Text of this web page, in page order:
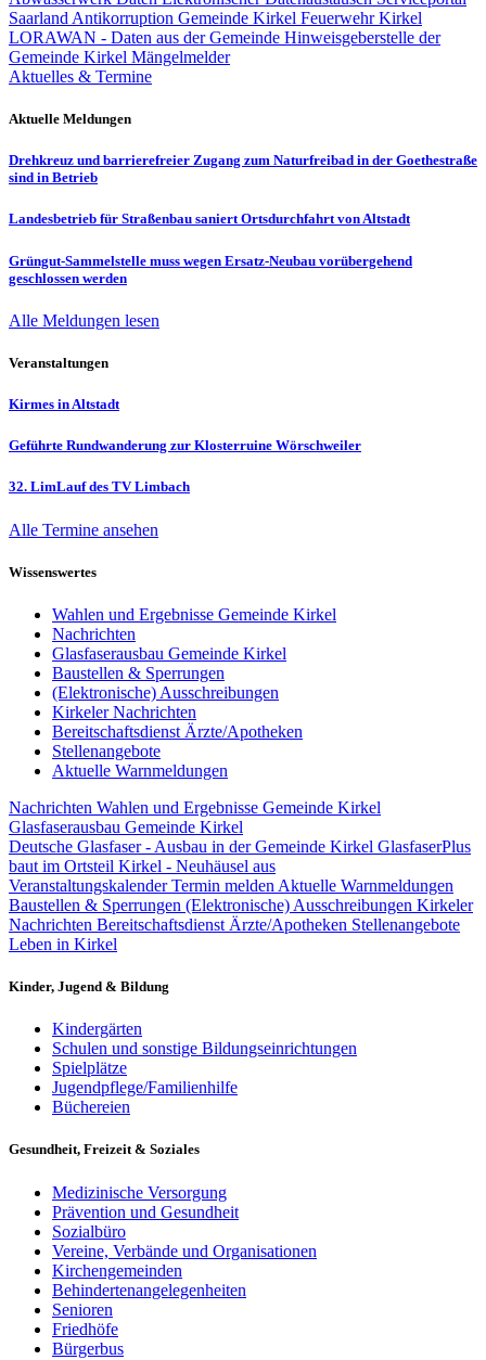
Saarland Antikorruption Gemeinde Kirkel Feuerwehr Kirkel
LORAWAN - Daten aus der Gemeinde Hinweisgeberstelle der
Gemeinde Kirkel Mängelmelder
Aktuelles & Termine
Aktuelle Meldungen
Drehkreuz und barrierefreier Zugang zum Naturfreibad in der Goethestraße
sind in Betrieb
Landesbetrieb für Straßenbau saniert Ortsdurchfahrt von Altstadt
Grüngut-Sammelstelle muss wegen Ersatz-Neubau vorübergehend
geschlossen werden
Alle Meldungen lesen
Veranstaltungen
Kirmes in Altstadt
Geführte Rundwanderung zur Klosterruine Wörschweiler
32. LimLauf des TV Limbach
Alle Termine ansehen
Wissenswertes
Wahlen und Ergebnisse Gemeinde Kirkel
Nachrichten
Glasfaserausbau Gemeinde Kirkel
Baustellen & Sperrungen
(Elektronische) Ausschreibungen
Kirkeler Nachrichten
Bereitschaftsdienst Ärzte/Apotheken
Stellenangebote
Aktuelle Warnmeldungen
Nachrichten Wahlen und Ergebnisse Gemeinde Kirkel
Glasfaserausbau Gemeinde Kirkel
Deutsche Glasfaser - Ausbau in der Gemeinde Kirkel GlasfaserPlus
baut im Ortsteil Kirkel - Neuhäusel aus
VeranstaltungskalenderTermin melden Aktuelle Warnmeldungen
Baustellen & Sperrungen (Elektronische) Ausschreibungen Kirkeler
Nachrichten Bereitschaftsdienst Ärzte/Apotheken Stellenangebote
Leben in Kirkel
Kinder, Jugend & Bildung
Kindergärten
Schulen und sonstige Bildungseinrichtungen
Spielplätze
Jugendpflege/Familienhilfe
Büchereien
Gesundheit, Freizeit & Soziales
Medizinische Versorgung
Prävention und Gesundheit
Sozialbüro
Vereine, Verbände und Organisationen
Kirchengemeinden
Behindertenangelegenheiten
Senioren
Friedhöfe
Bürgerbus